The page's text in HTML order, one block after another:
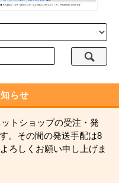
らせ
トショップの受注・発
。その間の発送手配は8
ろしくお願い申し上げま